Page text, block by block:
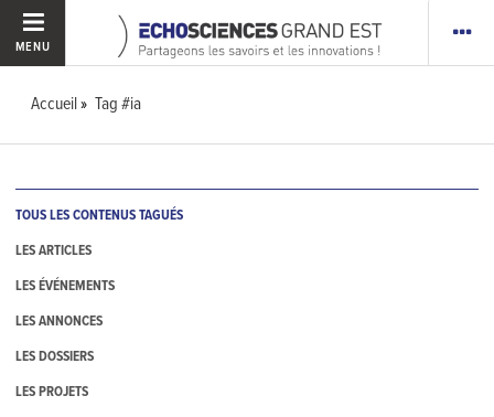
MENU
Accueil Tag #ia
TOUS LES CONTENUS TAGUÉS
LES ARTICLES
LES ÉVÉNEMENTS
LES ANNONCES
LES DOSSIERS
LES PROJETS